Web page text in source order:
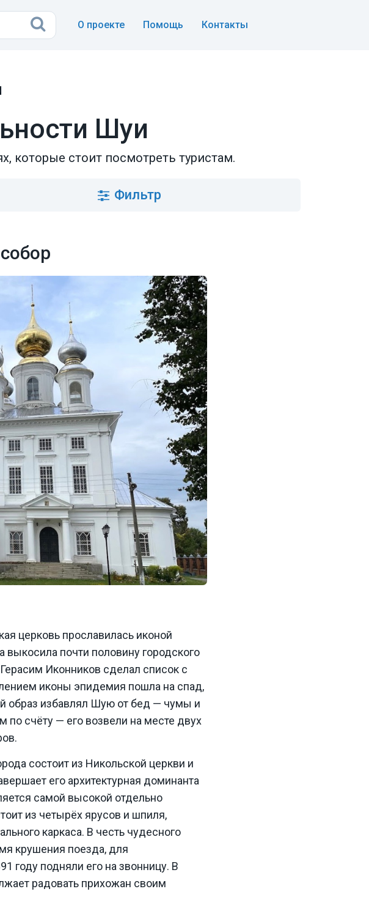
О проекте Помощь Контакты
Шуи
которые стоит посмотреть туристам.
Фильтр
церковь прославилась иконой
почти половину городского
Иконников сделал список с
иконы эпидемия пошла на спад,
образ избавлял Шую от бед — чумы и
счёту — его возвели на месте двух
состоит из Никольской церкви и
его архитектурная доминанта
самой высокой отдельно
из четырёх ярусов и шпиля,
каркаса. В честь чудесного
крушения поезда, для
году подняли его на звонницу. В
радовать прихожан своим